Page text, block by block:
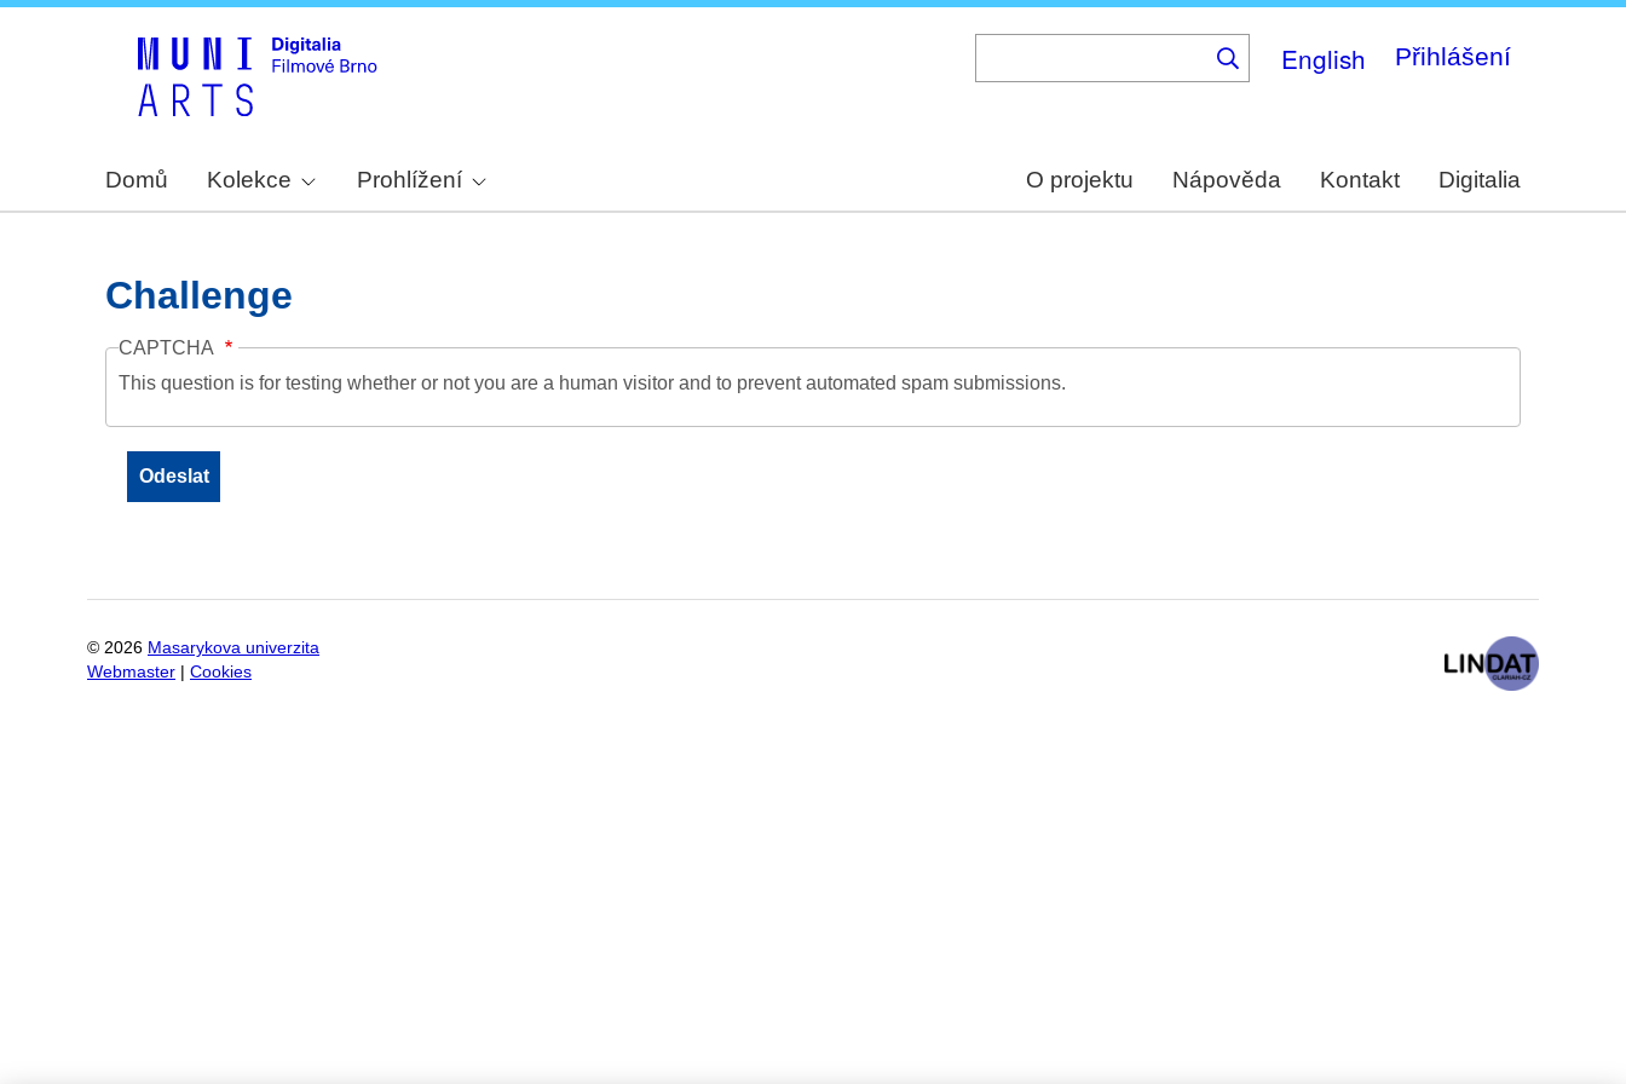
English Přihlášení
Domů Kolekce Prohlížení O projektu Nápověda Kontakt Digitalia
Challenge
CAPTCHA
This question is for testing whether or not you are a human visitor and to prevent automated spam submissions.
© 2026 Masarykova univerzita
Webmaster
Cookies